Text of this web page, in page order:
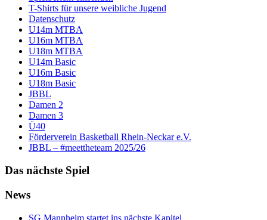
T-Shirts für unsere weibliche Jugend
Datenschutz
U14m MTBA
U16m MTBA
U18m MTBA
U14m Basic
U16m Basic
U18m Basic
JBBL
Damen 2
Damen 3
Ü40
Förderverein Basketball Rhein-Neckar e.V.
JBBL – #meettheteam 2025/26
Das nächste Spiel
News
SG Mannheim startet ins nächste Kapitel